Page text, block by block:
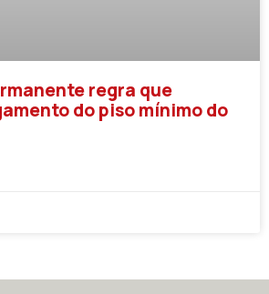
regra que
do piso mínimo do